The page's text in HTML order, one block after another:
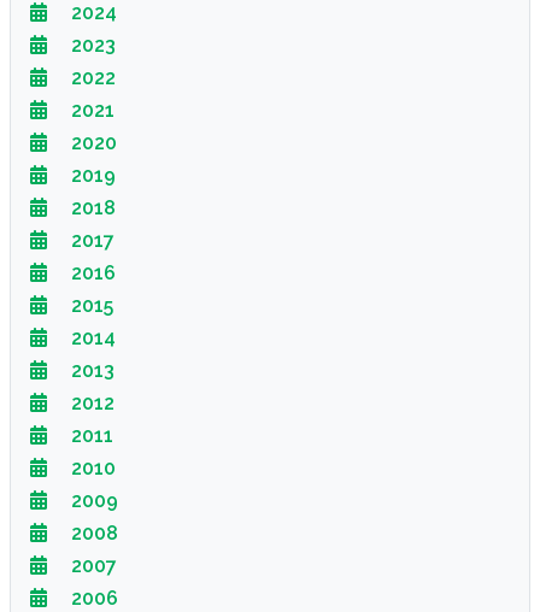
2024
2023
2022
2021
2020
2019
2018
2017
2016
2015
2014
2013
2012
2011
2010
2009
2008
2007
2006